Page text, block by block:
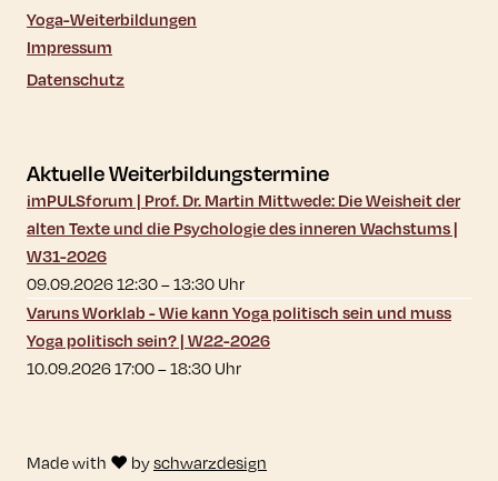
Yoga-Weiterbildungen
Impressum
Datenschutz
Aktuelle Weiterbildungstermine
imPULSforum | Prof. Dr. Martin Mittwede: Die Weisheit der
alten Texte und die Psychologie des inneren Wachstums |
W31-2026
09.09.2026 12:30–13:30Uhr
Varuns Worklab - Wie kann Yoga politisch sein und muss
Yoga politisch sein? | W22-2026
10.09.2026 17:00–18:30Uhr
Made with ♥ byschwarzdesign